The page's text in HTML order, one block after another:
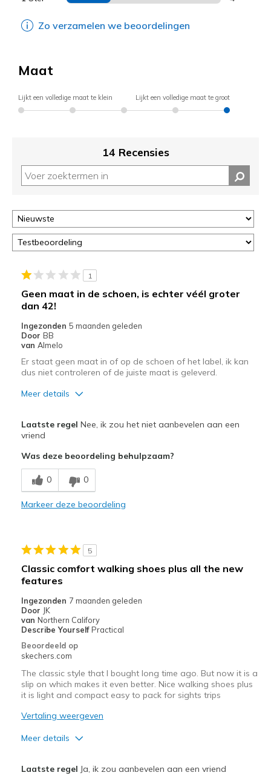
Zo verzamelen we beoordelingen
Maat
Lijkt een volledige maat te klein Lijkt een volledige maat te groot
14 Recensies
1
Geen maat in de schoen, is echter véél groter
dan 42!
Ingezonden 5 maanden geleden
Door BB
van Almelo
Er staat geen maat in of op de schoen of het label, ik kan
dus niet controleren of de juiste maat is geleverd.
Meer details
Laatste regel Nee, ik zou het niet aanbevelen aan een
vriend
Was deze beoordeling behulpzaam?
0 0
Markeer deze beoordeling
5
Classic comfort walking shoes plus all the new
features
Ingezonden 7 maanden geleden
Door JK
van Northern Califory
Describe Yourself Practical
Beoordeeld op
skechers.com
The classic style that I bought long time ago. But now it is a
slip on which makes it even better. Nice walking shoes plus
it is light and compact easy to pack for sights trips
Vertaling weergeven
Meer details
Laatste regel Ja, ik zou aanbevelen aan een vriend